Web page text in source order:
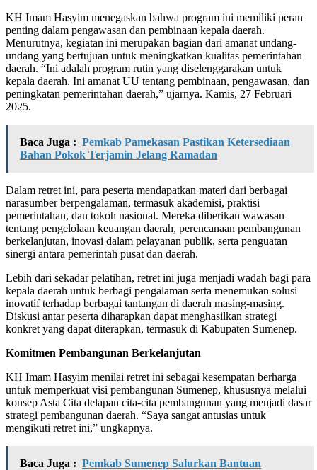
KH Imam Hasyim menegaskan bahwa program ini memiliki peran
penting dalam pengawasan dan pembinaan kepala daerah.
Menurutnya, kegiatan ini merupakan bagian dari amanat undang-
undang yang bertujuan untuk meningkatkan kualitas pemerintahan
daerah. “Ini adalah program rutin yang diselenggarakan untuk
kepala daerah. Ini amanat UU tentang pembinaan, pengawasan, dan
peningkatan pemerintahan daerah,” ujarnya. Kamis, 27 Februari
2025.
Baca Juga : Pemkab Pamekasan Pastikan Ketersediaan
Bahan Pokok Terjamin Jelang Ramadan
Dalam retret ini, para peserta mendapatkan materi dari berbagai
narasumber berpengalaman, termasuk akademisi, praktisi
pemerintahan, dan tokoh nasional. Mereka diberikan wawasan
tentang pengelolaan keuangan daerah, perencanaan pembangunan
berkelanjutan, inovasi dalam pelayanan publik, serta penguatan
sinergi antara pemerintah pusat dan daerah.
Lebih dari sekadar pelatihan, retret ini juga menjadi wadah bagi para
kepala daerah untuk berbagi pengalaman serta menemukan solusi
inovatif terhadap berbagai tantangan di daerah masing-masing.
Diskusi antar peserta diharapkan dapat menghasilkan strategi
konkret yang dapat diterapkan, termasuk di Kabupaten Sumenep.
Komitmen Pembangunan Berkelanjutan
KH Imam Hasyim menilai retret ini sebagai kesempatan berharga
untuk memperkuat visi pembangunan Sumenep, khususnya melalui
konsep Asta Cita delapan cita-cita pembangunan yang menjadi dasar
strategi pembangunan daerah. “Saya sangat antusias untuk
mengikuti retret ini,” ungkapnya.
Baca Juga : Pemkab Sumenep Salurkan Bantuan